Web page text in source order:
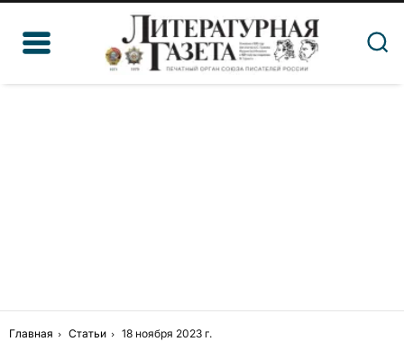
Главная Статьи 18 ноября 2023 г.